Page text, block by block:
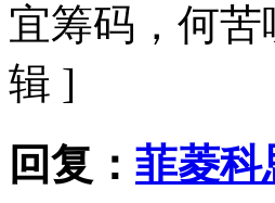
宜筹码，何苦
辑 ]
回复： 菲菱科